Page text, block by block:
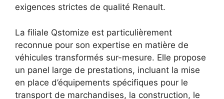
exigences strictes de qualité Renault.
La filiale Qstomize est particulièrement
reconnue pour son expertise en matière de
véhicules transformés sur-mesure. Elle propose
un panel large de prestations, incluant la mise
en place d’équipements spécifiques pour le
transport de marchandises, la construction, le